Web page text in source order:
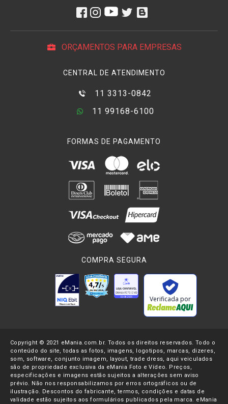
ORÇAMENTOS PARA EMPRESAS
CENTRAL DE ATENDIMENTO
11 3313-0842
11 99168-6100
FORMAS DE PAGAMENTO
COMPRA SEGURA
Verificada por
Copyright © 2021 eMania.com.br. Todos os direitos reservados. Todo o
conteúdo do site, todas as fotos, imagens, logotipos, marcas, dizeres,
som, software, conjunto imagem, layout, trade dress, aqui veiculados
são de propriedade exclusiva da eMania Foto e Vídeo. Preços,
especificações e imagens estão sujeitos a alterações sem aviso
prévio. Não nos responsabilizamos por erros ortográficos ou de
ilustração. Descontos do fabricante, termos, condições e datas de
validade estão sujeitos aos formulários publicados pela marca. eMania